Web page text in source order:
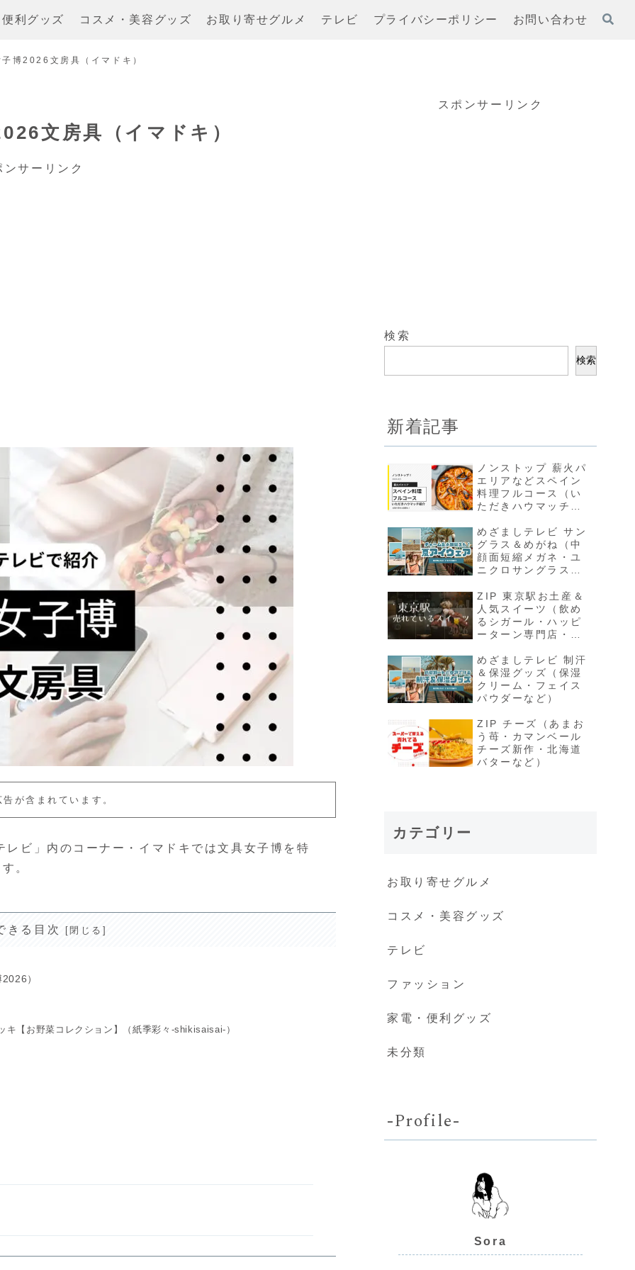
利グッズ コスメ・美容グッズ お取り寄せグルメ テレビ プライバシーポリシー お問い合わせ
博2026文房具（イマドキ）
文房具（イマドキ）
ンサーリンク
が含まれています。
ビ」内のコーナー・イマドキでは文具女子博を特
。
きる目次
）
【お野菜コレクション】（紙季彩々-shikisaisai-）
スポンサーリンク
検索
検索
新着記事
ノンストップ 薪火パ
エリアなどスペイン
料理フルコース（い
ただきハウマッチ結
めざましテレビ サン
グラス＆めがね（中
顔面短縮メガネ・ユ
ニクロサングラスな
ZIP 東京駅お土産＆
人気スイーツ（飲め
るシガール・ハッピ
ーターン専門店・夏
など）
めざましテレビ 制汗
＆保湿グッズ（保湿
クリーム・フェイス
パウダーなど）
ZIP チーズ（あまお
う苺・カマンベール
チーズ新作・北海道
バターなど）
カテゴリー
お取り寄せグルメ
コスメ・美容グッズ
テレビ
ファッション
家電・便利グッズ
未分類
-Profile-
Sora